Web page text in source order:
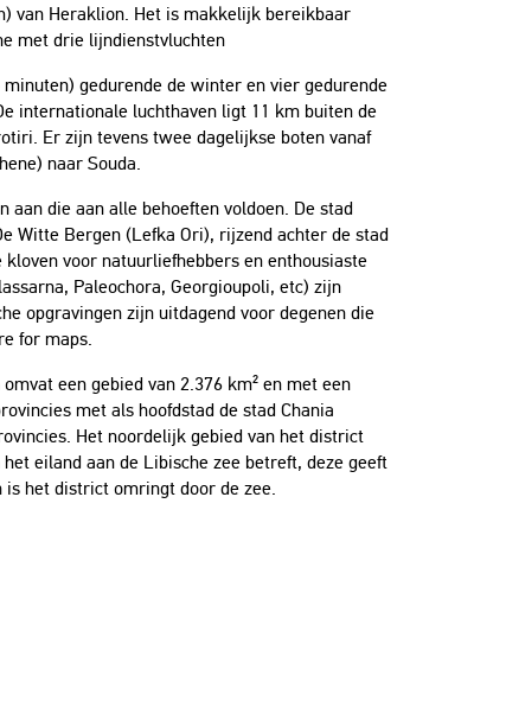
van Heraklion. Het is makkelijk bereikbaar
met drie lijndienstvluchten
minuten) gedurende de winter en vier gedurende
internationale luchthaven ligt 11 km buiten de
Er zijn tevens twee dagelijkse boten vanaf
naar Souda.
die aan alle behoeften voldoen. De stad
Witte Bergen (Lefka Ori), rijzend achter de stad
voor natuurliefhebbers en enthousiaste
Paleochora, Georgioupoli, etc) zijn
opgravingen zijn uitdagend voor degenen die
for maps.
een gebied van 2.376 km² en met een
met als hoofdstad de stad Chania
Het noordelijk gebied van het district
eiland aan de Libische zee betreft, deze geeft
is het district omringt door de zee.